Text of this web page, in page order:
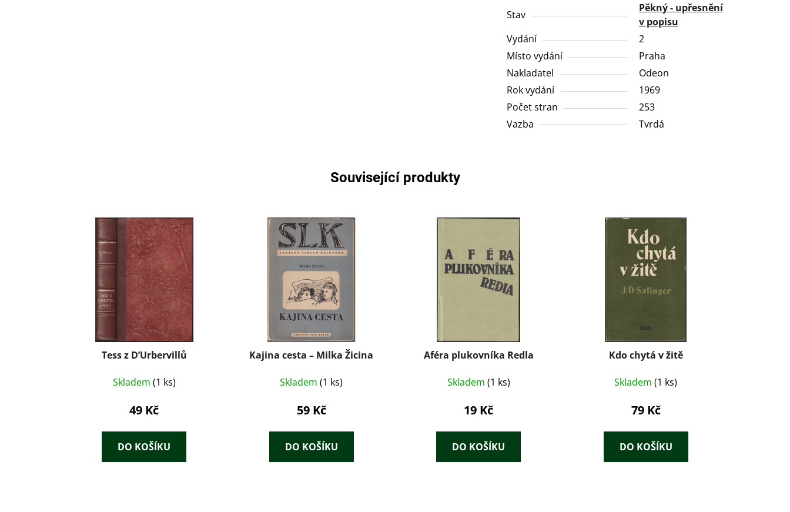
Stav
Pěkný - upřesnění
v popisu
Vydání
2
Místo vydání
Praha
Nakladatel
Odeon
Rok vydání
1969
Počet stran
253
Vazba
Tvrdá
Související produkty
Tess z D’Urbervillů
Skladem (1 ks)
49 Kč
DO KOŠÍKU
Kajina cesta – Milka Žicina
Skladem(1 ks)
59 Kč
DO KOŠÍKU
Aféra plukovníka Redla
Skladem (1 ks)
19 Kč
DO KOŠÍKU
Kdo chytá v žitě
Skladem(1 ks)
79 Kč
DO KOŠÍKU